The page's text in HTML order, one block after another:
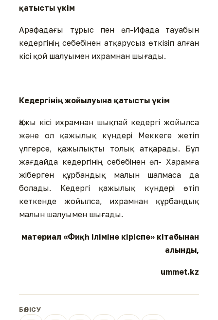
қатысты үкім
Арафадағы тұрыс пен әл-Ифада тауабын
кедергінің себебінен атқарусыз өткізіп алған
кісі қой шалуымен ихрамнан шығады.
Кедергінің жойылуына қатысты үкім
Қажы кісі ихрамнан шықпай кедергі жойылса
және ол қажылық күндері Меккеге жетіп
үлгерсе, қажылықты толық атқарады. Бұл
жағдайда кедергінің себебінен әл- Харамға
жіберген құрбандық малын шалмаса да
болады. Кедергі қажылық күндері өтіп
кеткенде жойылса, ихрамнан құрбандық
малын шалуымен шығады.
материал «Фиқһ іліміне кіріспе» кітабынан
алынды,
ummet.kz
БӨЛІСУ